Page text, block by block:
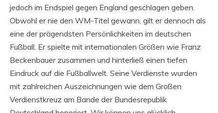
jedoch im Endspiel gegen England geschlagen geben.
Obwohl er nie den WM-Titel gewann, gilt er dennoch als
eine der prägendsten Persönlichkeiten im deutschen
Fußball. Er spielte mit internationalen Größen wie Franz
Beckenbauer zusammen und hinterließ einen tiefen
Eindruck auf die Fußballwelt. Seine Verdienste wurden
mit zahlreichen Auszeichnungen wie dem Großen
Verdienstkreuz am Bande der Bundesrepublik